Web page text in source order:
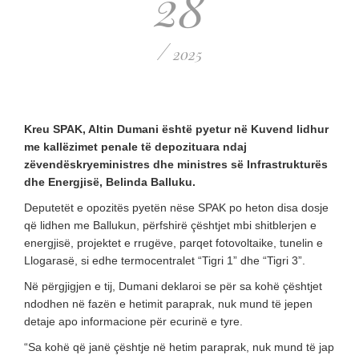
/ 2025
Kreu SPAK, Altin Dumani është pyetur në Kuvend lidhur
me kallëzimet penale të depozituara ndaj
zëvendëskryeministres dhe ministres së Infrastrukturës
dhe Energjisë, Belinda Balluku.
Deputetët e opozitës pyetën nëse SPAK po heton disa dosje
që lidhen me Ballukun, përfshirë çështjet mbi shitblerjen e
energjisë, projektet e rrugëve, parqet fotovoltaike, tunelin e
Llogarasë, si edhe termocentralet “Tigri 1” dhe “Tigri 3”.
Në përgjigjen e tij, Dumani deklaroi se për sa kohë çështjet
ndodhen në fazën e hetimit paraprak, nuk mund të jepen
detaje apo informacione për ecurinë e tyre.
“Sa kohë që janë çështje në hetim paraprak, nuk mund të jap